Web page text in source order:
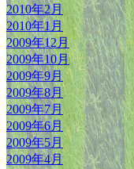
2010年2月
2010年1月
2009年12月
2009年10月
2009年9月
2009年8月
2009年7月
2009年6月
2009年5月
2009年4月